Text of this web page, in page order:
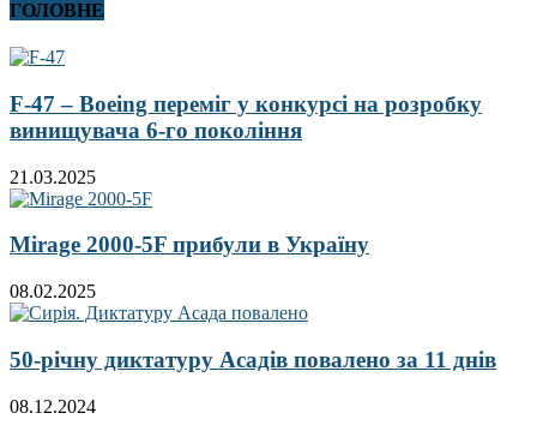
ГОЛОВНЕ
F-47 – Boeing переміг у конкурсі на розробку
винищувача 6-го покоління
21.03.2025
Mirage 2000-5F прибули в Україну
08.02.2025
50-річну диктатуру Асадів повалено за 11 днів
08.12.2024